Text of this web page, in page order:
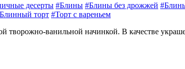
десерты #Блины #Блины без дрожжей
торт #Торт с вареньем
ванильной начинкой. В качестве